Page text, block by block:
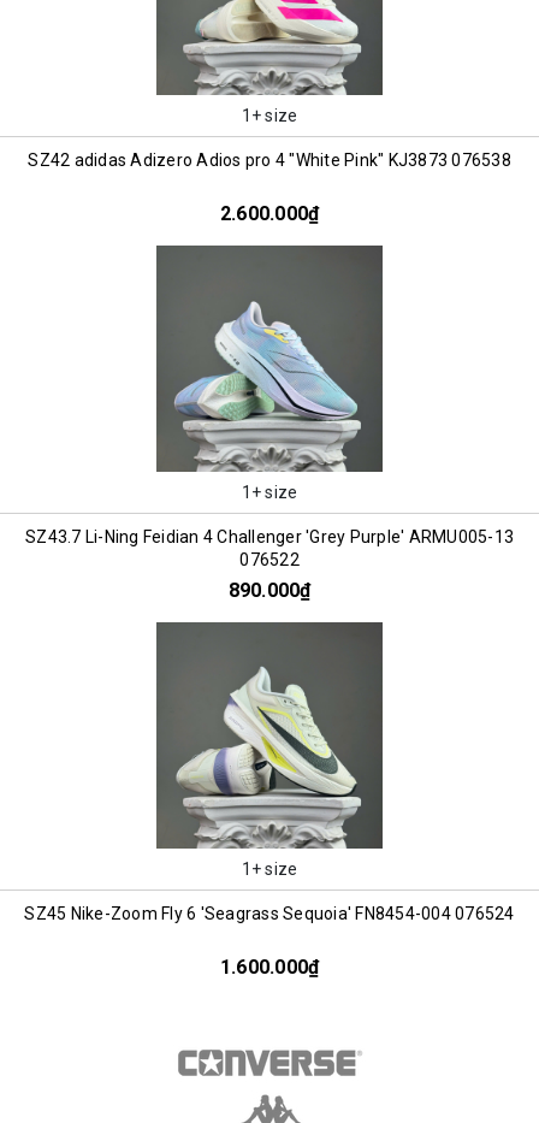
1+ size
SZ42 adidas Adizero Adios pro 4 "White Pink" KJ3873 076538
2.600.000₫
1+ size
SZ43.7 Li-Ning Feidian 4 Challenger 'Grey Purple' ARMU005-13
076522
890.000₫
1+ size
SZ45 Nike-Zoom Fly 6 'Seagrass Sequoia' FN8454-004 076524
1.600.000₫